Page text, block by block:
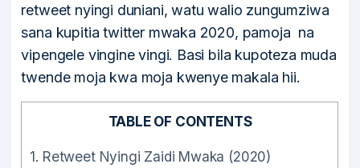
retweet nyingi duniani, watu walio zungumziwa
sana kupitia twitter mwaka 2020, pamoja na
vipengele vingine vingi. Basi bila kupoteza muda
twende moja kwa moja kwenye makala hii.
TABLE OF CONTENTS
1. Retweet Nyingi Zaidi Mwaka (2020)